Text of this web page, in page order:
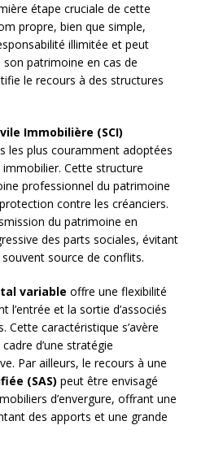
étape cruciale de cette
propre, bien que simple,
illimitée et peut
patrimoine en cas de
le recours à des structures
Immobilière (SCI)
les plus couramment adoptées
Cette structure
professionnel du patrimoine
contre les créanciers.
du patrimoine en
des parts sociales, évitant
souvent source de conflits.
variable offre une flexibilité
et la sortie d’associés
caractéristique s’avère
d’une stratégie
Par ailleurs, le recours à une
(SAS) peut être envisagé
d’envergure, offrant une
des apports et une grande